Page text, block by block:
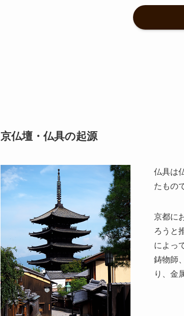
京仏壇・仏具の起源
仏具は
たもの
京都に
ろうと
によっ
鋳物師
り、金